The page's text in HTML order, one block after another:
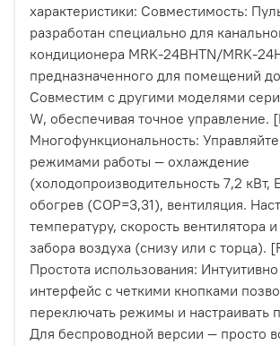
характеристики: Совместимость:
разработан специально для
кондиционера MRK-24BHTN/MRK-
предназначенного для помещений
Совместим с другими моделями
W, обеспечивая точное управление.
Многофункциональность:
режимами работы — охлаждение
(холодопроизводительность 7,2 кВт,
обогрев (COP=3,31), вентиляция.
температуру, скорость вентилятора
забора воздуха (снизу или с торца).
Простота использования:
интерфейс с четкими кнопками
переключать режимы и настраивать
Для беспроводной версии — просто